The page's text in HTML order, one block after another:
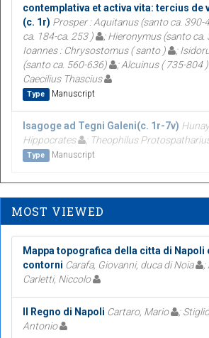
contemplativa et activa vita: tercius de
(c. 1r) Prosper : Aquitanus (santo ca. 390-
ca. 184-ca. 253 )
; Hieronymus (santo ca.
Ioannes : Chrysostomus ( santo )
;
(santo ca. 560-636)
; Alcuinus ( 735-804 )
Caecilius Thascius
Type Manuscript
Isagoge ad Tegni Galeni(c. 1r-7v)
Hippocrates
; Theophilus
Type Manuscript
MOST VIEWED
Mappa topografica della citta di Napoli
contorni Carafa, Giovanni, duca di Noia ;
Carletti, Niccolo
Il Regno di Napoli Cartaro, Mario
;
Antonio